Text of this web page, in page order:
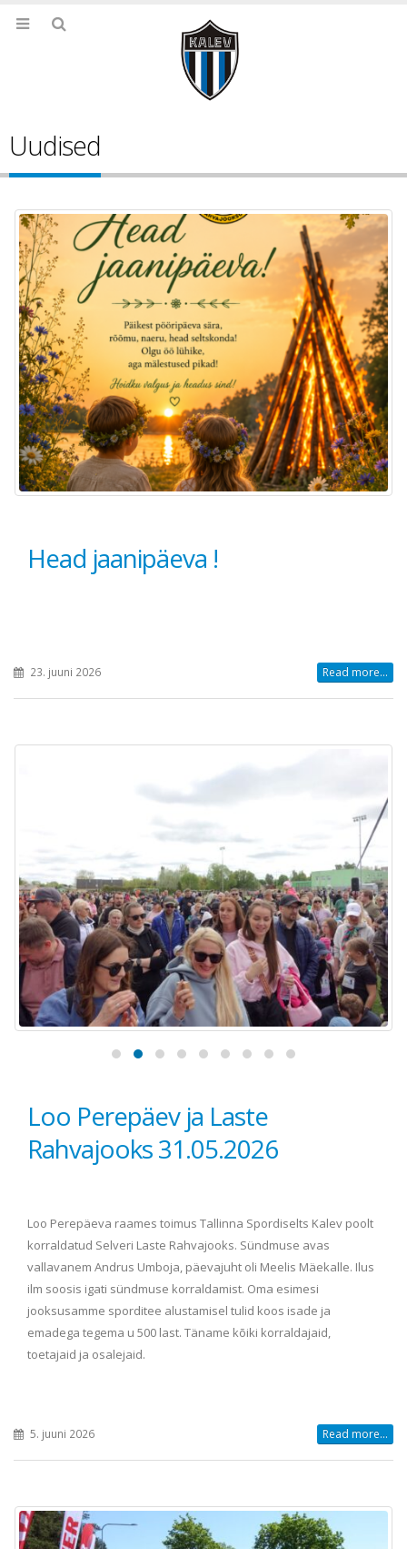
Uudised
Head jaanipäeva !
23. juuni 2026 Read more...
Loo Perepäev ja Laste
Rahvajooks 31.05.2026
Loo Perepäeva raames toimus Tallinna Spordiselts Kalev poolt
korraldatud Selveri Laste Rahvajooks. Sündmuse avas
vallavanem Andrus Umboja, päevajuht oli Meelis Mäekalle. Ilus
ilm soosis igati sündmuse korraldamist. Oma esimesi
jooksusamme sporditee alustamisel tulid koos isade ja
emadega tegema u 500 last. Täname kõiki korraldajaid,
toetajaid ja osalejaid.
5. juuni 2026 Read more...